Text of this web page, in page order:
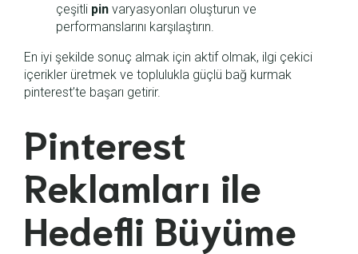
çeşitli pin varyasyonları oluşturun ve
performanslarını karşılaştırın.
En iyi şekilde sonuç almak için aktif olmak, ilgi çekici
içerikler üretmek ve toplulukla güçlü bağ kurmak
pinterest’te başarı getirir.
Pinterest
Reklamları ile
Hedefli Büyüme